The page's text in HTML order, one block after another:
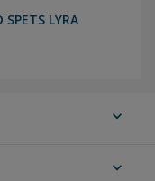
LYRA
expand_more
expand_more